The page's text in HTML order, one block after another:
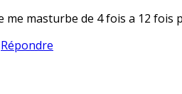
me masturbe de 4 fois a 12 fois
Répondre